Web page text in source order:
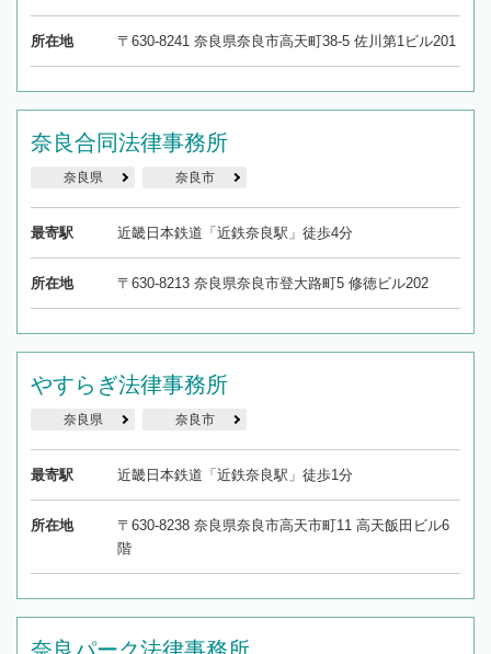
所在地 〒630-8241 奈良県奈良市高天町38-5 佐川第1ビル201
奈良合同法律事務所
奈良県 奈良市
最寄駅 近畿日本鉄道「近鉄奈良駅」徒歩4分
所在地 〒630-8213 奈良県奈良市登大路町5 修徳ビル202
やすらぎ法律事務所
奈良県 奈良市
最寄駅 近畿日本鉄道「近鉄奈良駅」徒歩1分
所在地
〒630-8238 奈良県奈良市高天市町11 高天飯田ビル6
階